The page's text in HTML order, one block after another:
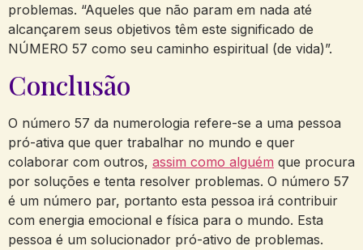
problemas. “Aqueles que não param em nada até
alcançarem seus objetivos têm este significado de
NÚMERO 57 como seu caminho espiritual (de vida)”.
Conclusão
O número 57 da numerologia refere-se a uma pessoa
pró-ativa que quer trabalhar no mundo e quer
colaborar com outros, assim como alguém que procura
por soluções e tenta resolver problemas. O número 57
é um número par, portanto esta pessoa irá contribuir
com energia emocional e física para o mundo. Esta
pessoa é um solucionador pró-ativo de problemas.